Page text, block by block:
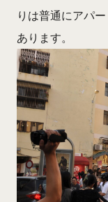
りは普通にアパ
あります。